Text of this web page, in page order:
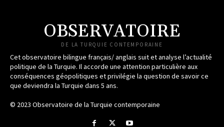
OBSERVATOIRE
DE LA TURQUIE CONTEMPORAINE
Cet observatoire bilingue français/ anglais suit et analyse l’actualité
politique de la Turquie. Il accorde une attention particulière aux
conséquences géopolitiques et privilégie la question de savoir ce
que deviendra la Turquie dans 5 ans.
© 2023 Observatoire de la Turquie contemporaine